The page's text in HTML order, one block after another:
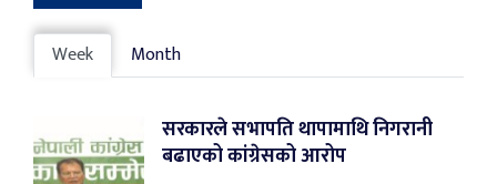
Week Month
सरकारले सभापति थापामाथि निगरानी
बढाएको कांग्रेसको आरोप